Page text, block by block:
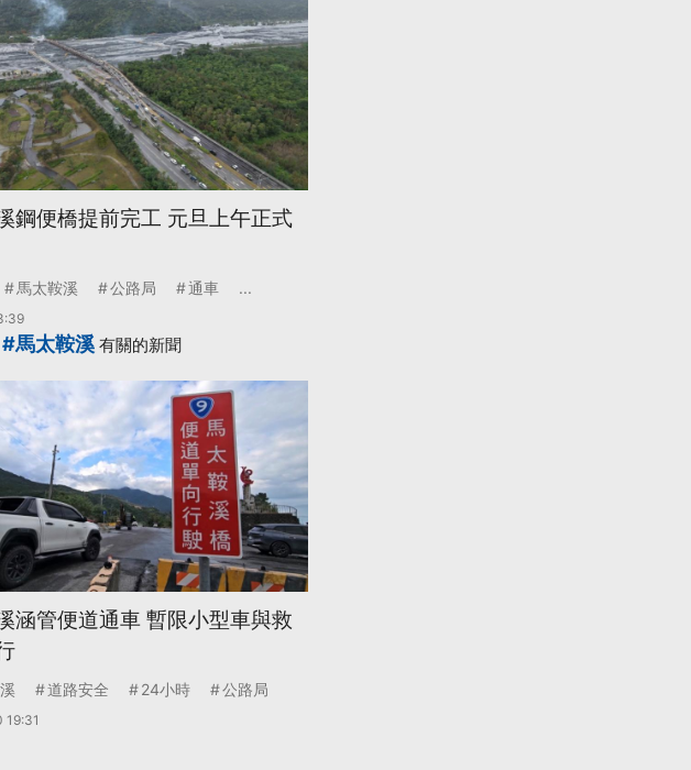
鋼便橋提前完工 元旦上午正式
馬太鞍溪 公路局 通車 ...
#馬太鞍溪 有關的新聞
涵管便道通車 暫限小型車與救
道路安全 24小時 公路局
19:31